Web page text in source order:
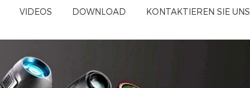
VIDEOS DOWNLOAD KONTAKTIEREN SIE UNS